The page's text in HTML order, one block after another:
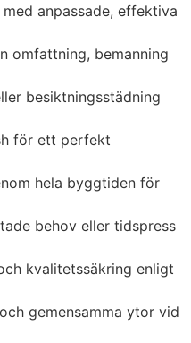
anpassade, effektiva
omfattning, bemanning
besiktningsstädning
för ett perfekt
hela byggtiden för
behov eller tidspress
kvalitetssäkring enligt
gemensamma ytor vid